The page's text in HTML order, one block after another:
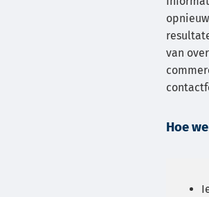
van
Hoe